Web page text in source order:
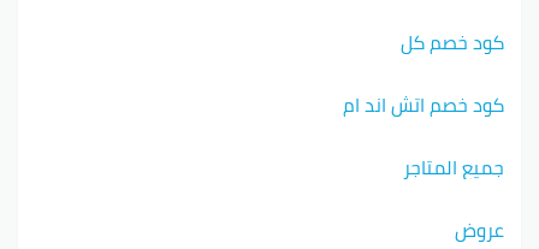
كود خصم كل
كود خصم اتش اند ام
جميع المتاجر
عروض